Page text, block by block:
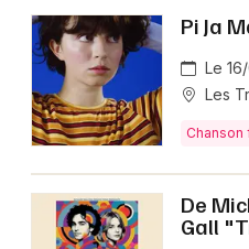
Pi Ja
Le
Les
Chanson
De
Gall